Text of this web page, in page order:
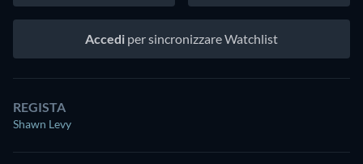
Accedi per sincronizzare Watchlist
REGISTA
Shawn Levy